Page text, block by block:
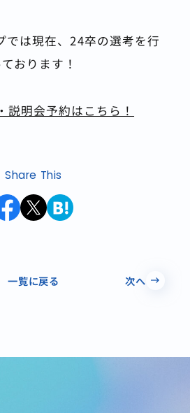
では現在、24卒の選考を行
ております！
説明会予約はこちら！
Share This
一覧に戻る 次へ